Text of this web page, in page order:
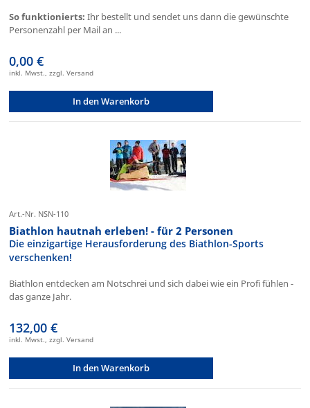
So funktionierts: Ihr bestellt und sendet uns dann die gewünschte
Personenzahl per Mail an ...
0,00 €
inkl. Mwst., zzgl. Versand
In den Warenkorb
Art.-Nr. NSN-110
Biathlon hautnah erleben! - für 2 Personen
Die einzigartige Herausforderung des Biathlon-Sports
verschenken!
Biathlon entdecken am Notschrei und sich dabei wie ein Profi fühlen -
das ganze Jahr.
132,00 €
inkl. Mwst., zzgl. Versand
In den Warenkorb